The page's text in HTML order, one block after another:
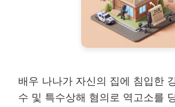
배우 나나가 자신의 집에 침입한
수 및 특수상해 혐의로 역고소를